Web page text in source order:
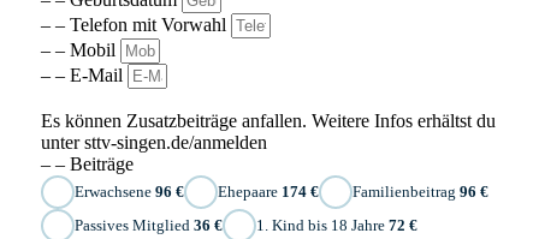
– – Telefon mit Vorwahl
– – Mobil
– – E-Mail
Es können Zusatzbeiträge anfallen. Weitere Infos erhältst du
unter sttv-singen.de/anmelden
– – Beiträge
Erwachsene 96 € Ehepaare 174 € Familienbeitrag 96 €
Passives Mitglied 36 € 1. Kind bis 18 Jahre 72 €